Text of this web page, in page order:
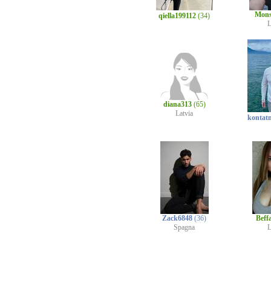
qiella199112 (34)
diana313 (65)
Latvia
Zack6848 (36)
Spagna